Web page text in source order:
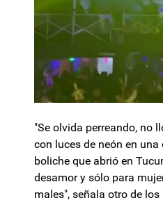
"Se olvida perreando, no
con luces de neón en
boliche que abrió en
desamor y sólo para
males", señala otro de los